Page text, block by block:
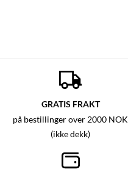
GRATIS FRAKT
på bestillinger over 2000 NOK
(ikke dekk)